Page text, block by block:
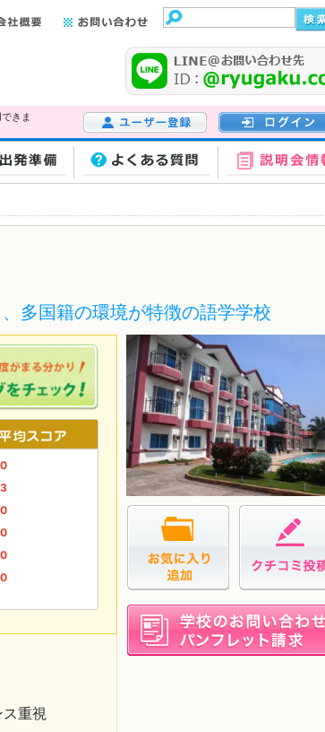
きま
ユーザー登録
ログイン
多国籍の環境が特徴の語学学校
重視
お気に入り追加 クチコミ投稿